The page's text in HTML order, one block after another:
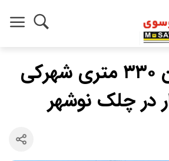
خريد زمين ٣٣٠ متري شهركي
در چلك نوشهر